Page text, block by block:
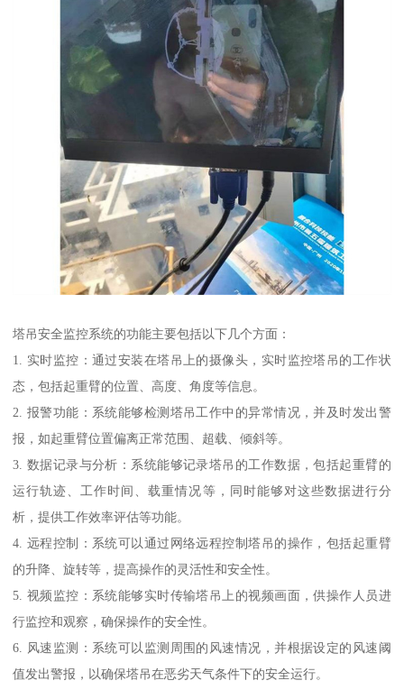
塔吊安全监控系统的功能主要包括以下几个方面：
1. 实时监控：通过安装在塔吊上的摄像头，实时监控塔吊的工作状
态，包括起重臂的位置、高度、角度等信息。
2. 报警功能：系统能够检测塔吊工作中的异常情况，并及时发出警
报，如起重臂位置偏离正常范围、超载、倾斜等。
3. 数据记录与分析：系统能够记录塔吊的工作数据，包括起重臂的
运行轨迹、工作时间、载重情况等，同时能够对这些数据进行分
析，提供工作效率评估等功能。
4. 远程控制：系统可以通过网络远程控制塔吊的操作，包括起重臂
的升降、旋转等，提高操作的灵活性和安全性。
5. 视频监控：系统能够实时传输塔吊上的视频画面，供操作人员进
行监控和观察，确保操作的安全性。
6. 风速监测：系统可以监测周围的风速情况，并根据设定的风速阈
值发出警报，以确保塔吊在恶劣天气条件下的安全运行。